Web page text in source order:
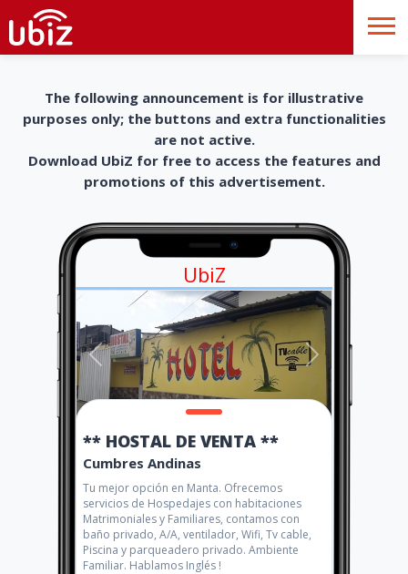
The following announcement is for illustrative
purposes only; the buttons and extra functionalities
are not active.
Download UbiZ for free to access the features and
promotions of this advertisement.
UbiZ
** HOSTAL DE VENTA **
Cumbres Andinas
Tu mejor opción en Manta. Ofrecemos
servicios de Hospedajes con habitaciones
Matrimoniales y Familiares, contamos con
baño privado, A/A, ventilador, Wifi, Tv cable,
Piscina y parqueadero privado. Ambiente
Familiar. Hablamos Inglés !